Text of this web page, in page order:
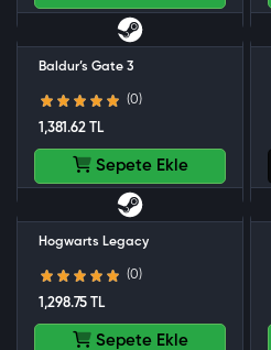
Baldur’s Gate 3
(0)
1,381.62 TL
Sepete Ekle
Hogwarts Legacy
(0)
1,298.75 TL
Sepete Ekle